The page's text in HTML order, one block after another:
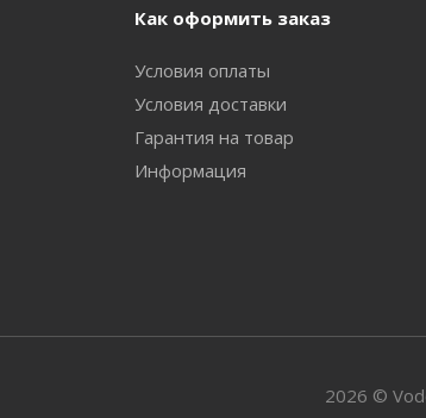
Как оформить заказ
Условия оплаты
Условия доставки
Гарантия на товар
Информация
2026 ©